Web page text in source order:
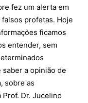
fez um alerta em
profetas. Hoje
ficamos
entender, sem
a opinião de
sobre as
Dr. Jucelino